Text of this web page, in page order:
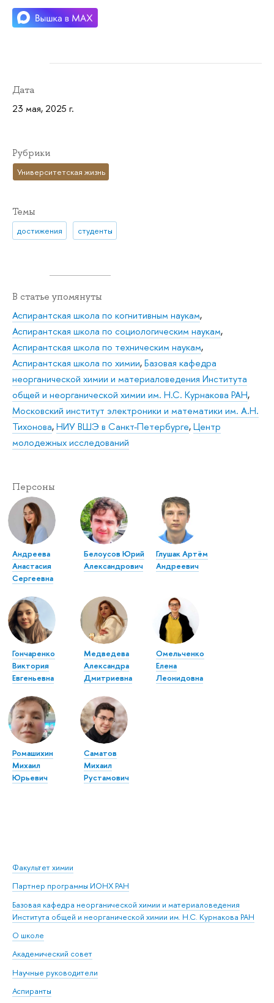
Факультет химии
Партнер программы ИОНХ РАН
Базовая кафедра неорганической химии и материаловедения
Института общей и неорганической химии им. Н.С. Курнакова РАН
О школе
Академический совет
Научные руководители
Аспиранты
Дата
23 мая, 2025 г.
Рубрики
Университетская жизнь
Темы
достижения студенты
В статье упомянуты
Аспирантская школа по когнитивным наукам,
Аспирантская школа по социологическим наукам,
Аспирантская школа по техническим наукам,
Аспирантская школа по химии,Базовая кафедра
неорганической химии и материаловедения Института
общей и неорганической химии им. Н.С. Курнакова РАН,
Московский институт электроники и математики им. А.Н.
Тихонова,НИУ ВШЭ в Санкт-Петербурге,Центр
молодежных исследований
Персоны
Андреева
Анастасия
Сергеевна
Белоусов Юрий
Александрович
Глушак Артём
Андреевич
Гончаренко
Виктория
Евгеньевна
Медведева
Александра
Дмитриевна
Омельченко
Елена
Леонидовна
Ромашихин
Михаил
Юрьевич
Саматов
Михаил
Рустамович